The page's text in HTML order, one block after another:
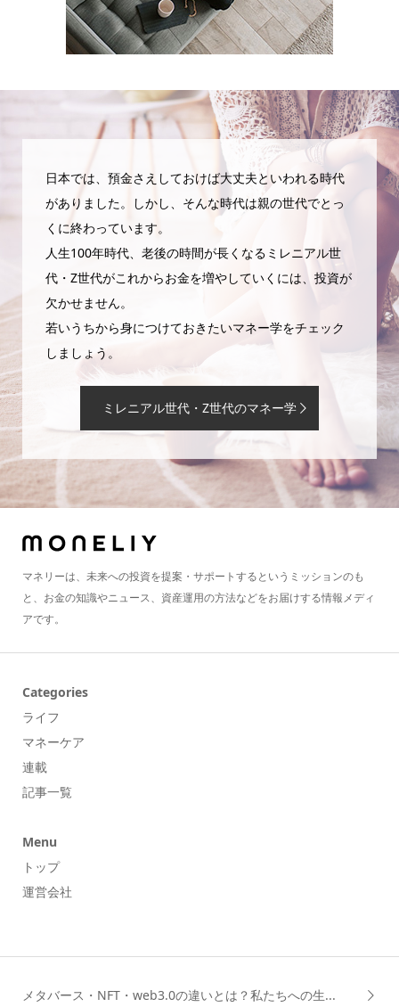
日本では、預金さえしておけば大丈夫といわれる時代
がありました。しかし、そんな時代は親の世代でとっ
くに終わっています。
人生100年時代、老後の時間が長くなるミレニアル世
代・Z世代がこれからお金を増やしていくには、投資が
欠かせません。
若いうちから身につけておきたいマネー学をチェック
しましょう。
ミレニアル世代・Z世代のマネー学
マネリーは、未来への投資を提案・サポートするというミッションのも
と、お金の知識やニュース、資産運用の方法などをお届けする情報メディ
アです。
Categories
ライフ
マネーケア
連載
記事一覧
Menu
トップ
運営会社
メタバース・NFT・web3.0の違いとは？私たちへの生...